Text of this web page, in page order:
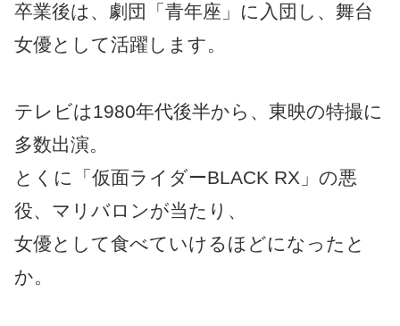
卒業後は、劇団「青年座」に入団し、舞台
女優として活躍します。
テレビは1980年代後半から、東映の特撮に
多数出演。
とくに「仮面ライダーBLACK RX」の悪
役、マリバロンが当たり、
女優として食べていけるほどになったと
か。